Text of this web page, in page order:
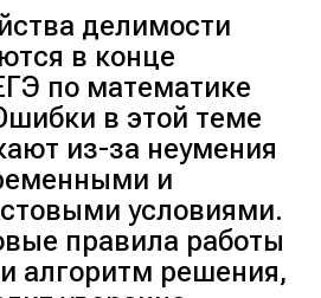
делимости
в конце
по математике
в этой теме
из-за неумения
и
условиями.
правила работы
алгоритм решения,